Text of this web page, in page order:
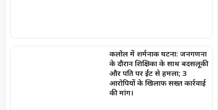
कलोल में शर्मनाक घटना: जनगणना
के दौरान शिक्षिका के साथ बदसलूकी
और पति पर ईंट से हमला; 3
आरोपियों के खिलाफ सख्त कार्रवाई
की मांग।